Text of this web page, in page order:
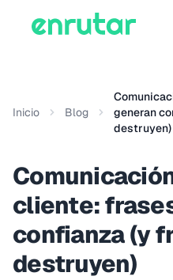
Inicio Blog
generan
destruyen)
cliente:
confianza (y
destruyen)